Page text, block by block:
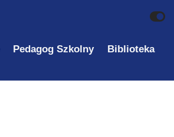
Pedagog Szkolny
Biblioteka